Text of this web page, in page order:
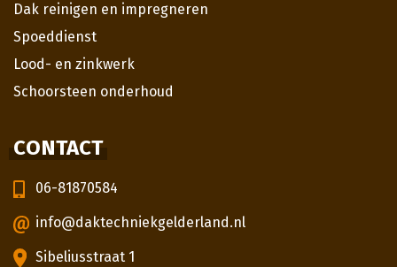
Dak reinigen en impregneren
Spoeddienst
Lood- en zinkwerk
Schoorsteen onderhoud
CONTACT
06-81870584
info@daktechniekgelderland.nl
Sibeliusstraat 1